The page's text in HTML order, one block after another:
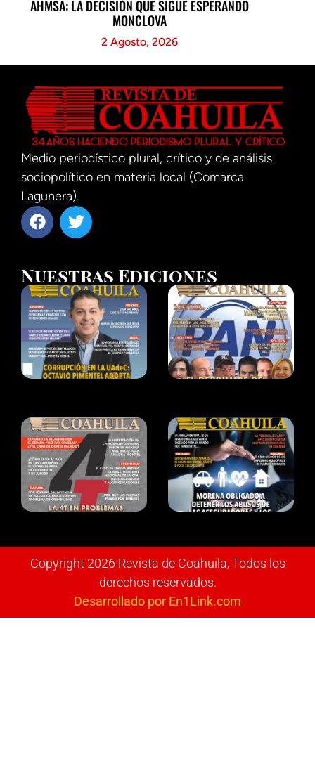
AHMSA: LA DECISIÓN QUE SIGUE ESPERANDO
MONCLOVA
2 Agosto, 2026
Medio periodístico plural, crítico y de análisis
sociopolítico en materia local (Comarca
Lagunera).
Nuestras Ediciones
Copyright 2026 Revista de Coahuila, Todos los
derechos reservados.
Desarrollado por En1Link.com